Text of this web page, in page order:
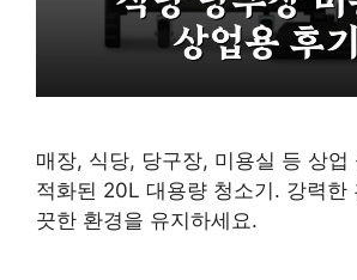
매장, 식당, 당구장, 미용실 등 상업
적화된 20L 대용량 청소기. 강력한
끗한 환경을 유지하세요.